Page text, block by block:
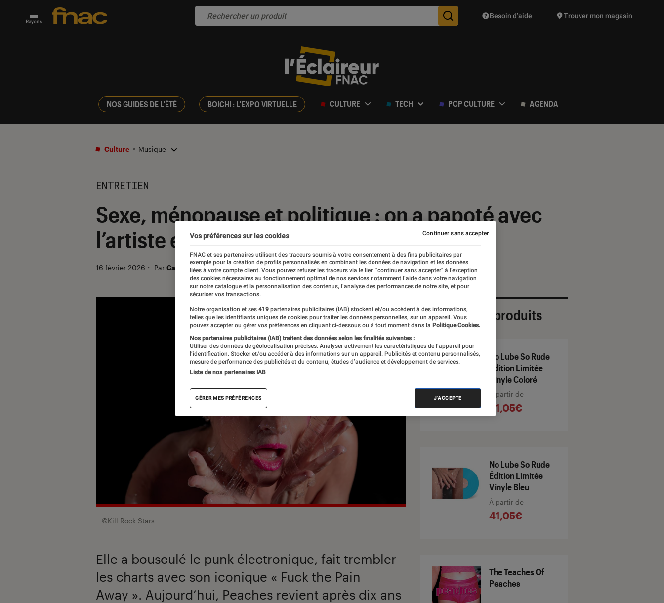
Rayons Des suggestions de produits vont vous être proposées
Besoin d’aide Trouver mon magasin
NOS GUIDES DE L'ÉTÉ BOICHI : L'EXPO VIRTUELLE CULTURE TECH POP CULTURE AGENDA
Culture Musique
ENTRETIEN
Sexe, ménopause et politique : on a papoté avec
l’artiste electro-punk Peaches
16 février 2026 ・ Par Catherine Rochon
©Kill Rock Stars
Elle a bousculé le punk électronique, fait trembler
les charts avec son iconique « Fuck the Pain
Away ». Aujourd’hui, Peaches revient après dix ans
Sélection de produits
No Lube So Rude
Édition Limitée
Vinyle Coloré
À partir de
41,05€
No Lube So Rude
Édition Limitée
Vinyle Bleu
À partir de
41,05€
The Teaches Of
Peaches
Vos préférences sur les cookies
FNAC et ses partenaires utilisent des traceurs soumis à votre consentement à des fins publicitaires par
exemple pour la création de profils personnalisés en combinant les données de navigation et les données
liées à votre compte client. Vous pouvez refuser les traceurs via le lien "continuer sans accepter" à l’exception
des cookies nécessaires au fonctionnement optimal de nos services notamment l’aide dans votre navigation
sur notre catalogue et la personnalisation des contenus, l’analyse des performances de notre site, et pour
sécuriser vos transactions.
Notre organisation et ses 419 partenaires publicitaires (IAB) stockent et/ou accèdent à des informations,
telles que les identifiants uniques de cookies pour traiter les données personnelles, sur un appareil. Vous
pouvez accepter ou gérer vos préférences en cliquant ci-dessous ou à tout moment dans la Politique Cookies.
Nos partenaires publicitaires (IAB) traitent des données selon les finalités suivantes :
Utiliser des données de géolocalisation précises. Analyser activement les caractéristiques de l’appareil pour
l’identification. Stocker et/ou accéder à des informations sur un appareil. Publicités et contenu personnalisés,
mesure de performance des publicités et du contenu, études d’audience et développement de services.
Liste de nos partenaires IAB
GÉRER MES PRÉFÉRENCES J'ACCEPTE
Continuer sans accepter